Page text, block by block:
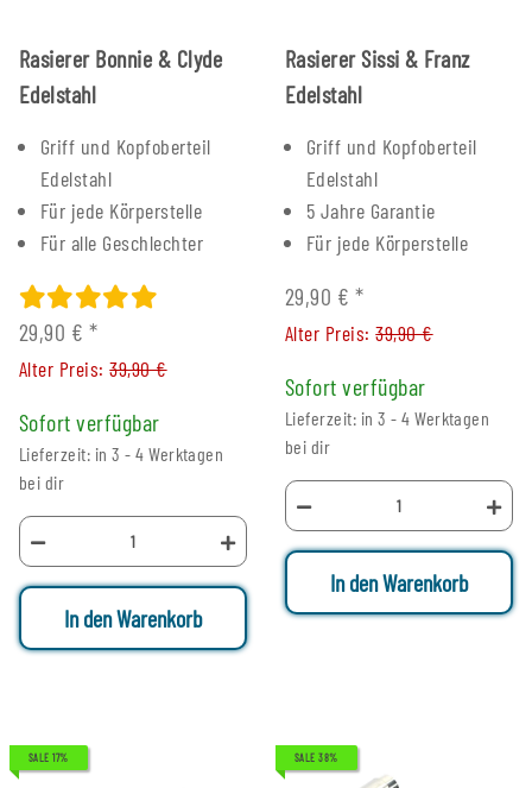
Rasierer Bonnie & Clyde
Edelstahl
Griff und Kopfoberteil
Edelstahl
Für jede Körperstelle
Für alle Geschlechter
29,90 € *
Alter Preis:39,90 €
Sofort verfügbar
Lieferzeit: in 3 - 4 Werktagen
bei dir
In den Warenkorb
Rasierer Sissi & Franz
Edelstahl
Griff und Kopfoberteil
Edelstahl
5 Jahre Garantie
Für jede Körperstelle
29,90 € *
Alter Preis:39,90 €
Sofort verfügbar
Lieferzeit: in 3 - 4 Werktagen
bei dir
In den Warenkorb
SALE 17% SALE 38%